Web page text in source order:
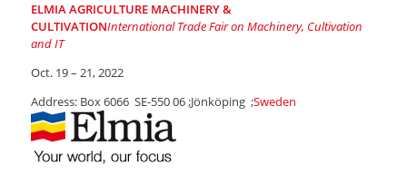
ELMIA AGRICULTURE MACHINERY &
CULTIVATIONInternational Trade Fair on Machinery, Cultivation
and IT
Oct. 19 – 21, 2022
Address: Box 6066 SE-550 06 ;Jönköping ;Sweden